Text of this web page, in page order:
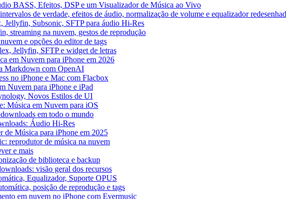
BASS, Efeitos, DSP e um Visualizador de Música ao Vivo
de verdade, efeitos de áudio, normalização de volume e equalizador
Jellyfin, Subsonic, SFTP para áudio Hi-Res
streaming na nuvem, gestos de reprodução
e opções do editor de tags
Jellyfin, SFTP e widget de letras
em Nuvem para iPhone em 2026
Markdown com OpenAI
no iPhone e Mac com Flacbox
Nuvem para iPhone e iPad
Novos Estilos de UI
Música em Nuvem para iOS
em todo o mundo
Áudio Hi-Res
de Música para iPhone em 2025
reprodutor de música na nuvem
e mais
de biblioteca e backup
visão geral dos recursos
Equalizador, Suporte OPUS
posição de reprodução e tags
em nuvem no iPhone com Evermusic